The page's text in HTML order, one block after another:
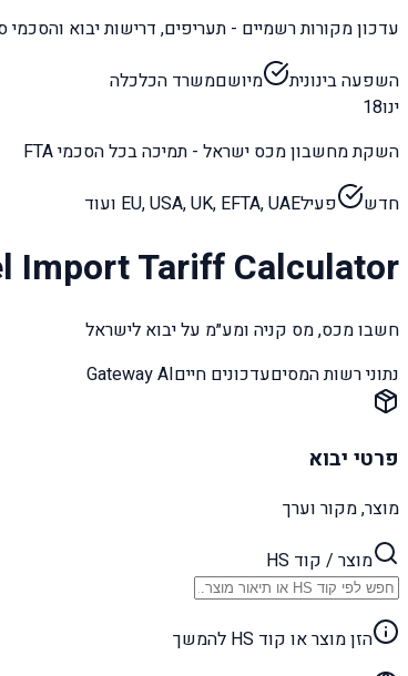
עדכון מקורות רשמיים - תעריפים, דרישות יבוא והסכמי
השפעה בינונית
מיושםמשרד הכלכלה
ינו18
השקת מחשבון מכס ישראל - תמיכה בכל הסכמי FTA
חדש
פעילEU, USA, UK, EFTA, UAE ועוד
Import Tariff Calculator
חשבו מכס, מס קניה ומע״מ על יבוא לישראל
נתוני רשות המסיםעדכונים חייםGateway AI
פרטי יבוא
מוצר, מקור וערך
מוצר / קוד HS
הזן מוצר או קוד HS להמשך